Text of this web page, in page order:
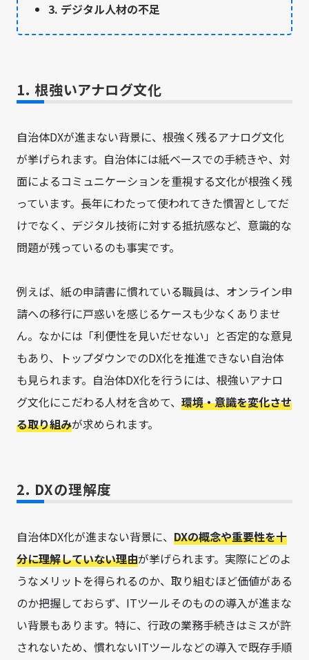
3. デジタル人材の不足
1. 根強いアナログ文化
自治体DXが進まない背景に、根強く残るアナログ文化
が挙げられます。自治体には紙ベースでの手続きや、対
面によるコミュニケーションを重視する文化が根強く残
っています。長年にわたって使われてきた慣習としてだ
けでなく、デジタル技術に対する抵抗感など、意識的な
問題が残っているのも事実です。
例えば、紙の申請書に慣れている職員は、オンライン申
請への移行に戸惑いを感じるケースも少なくありませ
ん。なかには「利便性を見いだせない」と否定的な意見
もあり、トップダウンでのDX化を推進できない自治体
も見られます。自治体DX化を行うには、根強いアナロ
グ文化にこだわる人材を含めて、 環境・意識を変化させ
る取り組みが求められます。
2. DXの理解度
自治体DX化が進まない背景に、 DXの概念や重要性を十
分に理解していない理由が挙げられます。実際にどのよ
うなメリットを得られるのか、取り組むほど価値がある
のか把握しておらず、ITツールそのものの導入が進まな
い背景もあります。特に、行政の業務手続きはミスが許
されないため、慣れないITツールなどの導入で既存手順